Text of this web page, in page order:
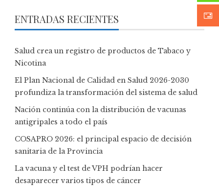
ENTRADAS RECIENTES
Salud crea un registro de productos de Tabaco y
Nicotina
El Plan Nacional de Calidad en Salud 2026-2030
profundiza la transformación del sistema de salud
Nación continúa con la distribución de vacunas
antigripales a todo el país
COSAPRO 2026: el principal espacio de decisión
sanitaria de la Provincia
La vacuna y el test de VPH podrían hacer
desaparecer varios tipos de cáncer